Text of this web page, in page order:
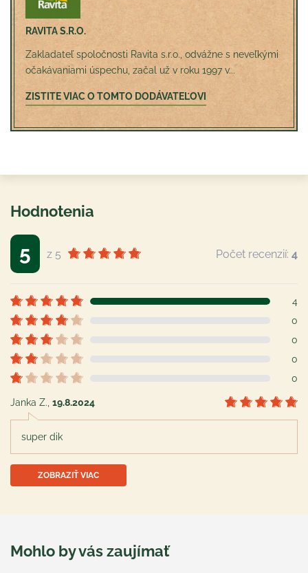
RAVITA S.R.O.
Zakladateľ spoločnosti Ravita s.r.o., odvážne s neveľkými
očakávaniami úspechu, začal už v roku 1997 v...
ZISTITE VIAC O TOMTO DODÁVATEĽOVI
Hodnotenia
5 z 5 Počet recenzií: 4
4
0
0
0
0
Janka Z. 19.8.2024
super dik
ZOBRAZIŤ VIAC
Mohlo by vás zaujímať